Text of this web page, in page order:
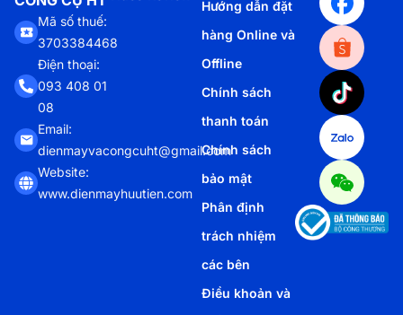
Mã số thuế:
3703384468
Điện thoại:
093 408 01
08
Email:
dienmayvacongcuht@gmail.com
Website:
www.dienmayhuutien.com
Hướng dẫn đặt
hàng Online và
Offline
Chính sách
thanh toán
Chính sách
bảo mật
Phân định
trách nhiệm
các bên
Điều khoản và